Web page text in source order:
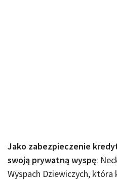
Jako zabezpieczenie
swoją prywatną wyspę:
Wyspach Dziewiczych,